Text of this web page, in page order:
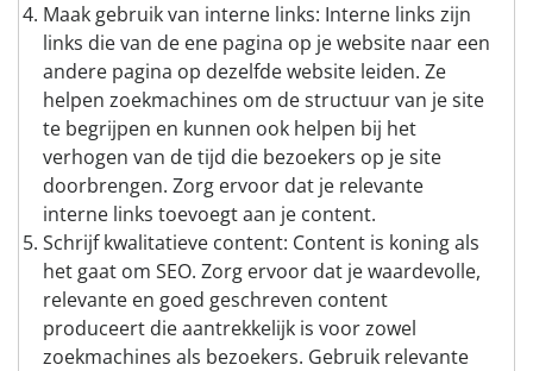
Maak gebruik van interne links: Interne links zijn
links die van de ene pagina op je website naar een
andere pagina op dezelfde website leiden. Ze
helpen zoekmachines om de structuur van je site
te begrijpen en kunnen ook helpen bij het
verhogen van de tijd die bezoekers op je site
doorbrengen. Zorg ervoor dat je relevante
interne links toevoegt aan je content.
Schrijf kwalitatieve content: Content is koning als
het gaat om SEO. Zorg ervoor dat je waardevolle,
relevante en goed geschreven content
produceert die aantrekkelijk is voor zowel
zoekmachines als bezoekers. Gebruik relevante